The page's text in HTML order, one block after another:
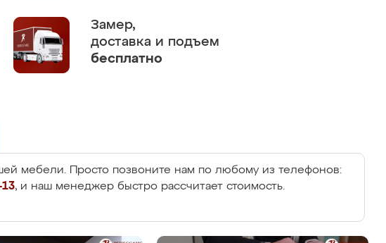
Замер,
доставка и подъем
бесплатно
мебели. Просто позвоните нам по любому из телефонов:
, и наш менеджер быстро рассчитает стоимость.